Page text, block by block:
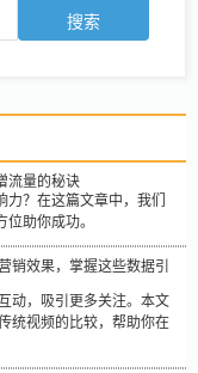
流量的秘诀
？在这篇文章中，我们
助你成功。
销效果，掌握这些数据引
动，吸引更多关注。本文
统视频的比较，帮助你在